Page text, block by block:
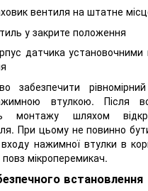
вентиля на штатне
у закрите положення
датчика
забезпечити
втулкою. Після
монтажу шляхом
При цьому не повинно
нажимної втулки в
мікроперемикач.
встановлення